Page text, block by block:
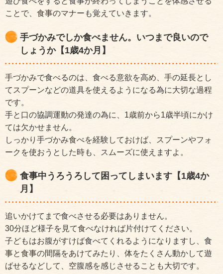
ことで、食事のマナーも覚えていきます。
手づかみでしか食べません。いつまで良いので
しょうか【1歳4か月】
手づかみで食べるのは、食べる意欲を高め、手の延長とし
てスプーンなどの道具を使えるようになる為に大切な過程
です。
手と口の協調運動の発達の為に、1歳前から1歳半頃にかけ
ては欠かせません。
しっかり手づかみ食べを経験しておけば、スプーンやフォ
ークを使おうとした時も、スムーズに使えますよ。
食事中うろうろして困ってしまいます【1歳4か
月】
追いかけてまで食べさせる必要はありません。
30分ほど様子を見て食べなければ片付けてください。
子どもはお腹がすけば食べてくれるようになりますし、食
事と食事の間隔をあけてみたり、体をたくさん動かして遊
ばせるなどして、空腹感を感じさせることも大切です。